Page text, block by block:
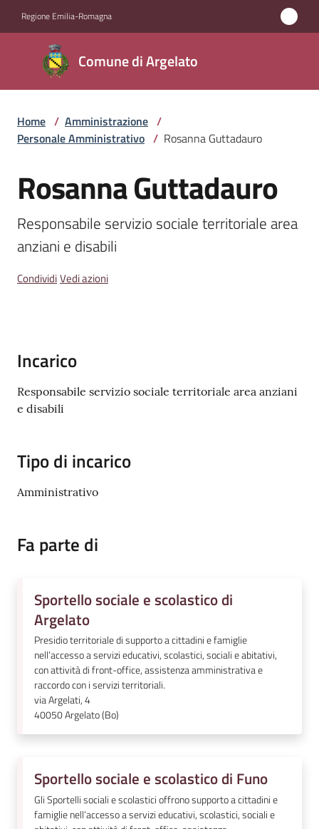
Regione Emilia-Romagna
Comune di Argelato
Comune
di
Argelato
Novità
Servizi
Argelato
Trasparente
argomenti...
su
Home / Amministrazione /
Personale Amministrativo / Rosanna Guttadauro
Salta al contenuto
Rosanna Guttadauro
Responsabile servizio sociale territoriale area
anziani e disabili
CondividiVedi azioni
Incarico
Responsabile servizio sociale territoriale area anziani
e disabili
Tipo di incarico
Amministrativo
Fa parte di
Sportello sociale e scolastico di
Argelato
Presidio territoriale di supporto a cittadini e famiglie
nell’accesso a servizi educativi, scolastici, sociali e abitativi,
con attività di front-office, assistenza amministrativa e
raccordo con i servizi territoriali.
via Argelati, 4
40050Argelato (Bo)
Sportello sociale e scolastico di Funo
Gli Sportelli sociali e scolastici offrono supporto a cittadini e
famiglie nell’accesso a servizi educativi, scolastici, sociali e